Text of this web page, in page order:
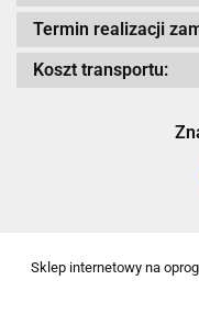
Termin realizacji
Koszt transportu:
Sklep internetowy na